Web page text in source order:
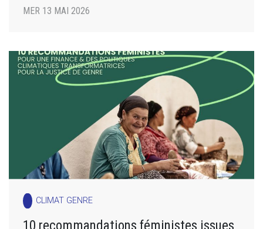
MER 13 MAI 2026
CLIMAT GENRE
10 recommandations féministes issues